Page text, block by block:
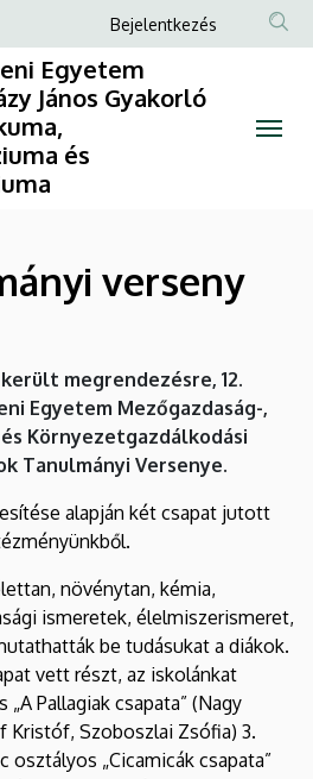
Anonim
Felhasználói
fiók
Bejelentkezés
Egyetem
János Gyakorló
és
verseny
megrendezésre, 12.
Egyetem Mezőgazdaság-,
Környezetgazdálkodási
Tanulmányi Versenye.
alapján két csapat jutott
növénytan, kémia,
ismeretek, élelmiszerismeret,
be tudásukat a diákok.
vett részt, az iskolánkat
Pallagiak csapata” (Nagy
Kristóf, Szoboszlai Zsófia) 3.
osztályos „Cicamicák csapata”